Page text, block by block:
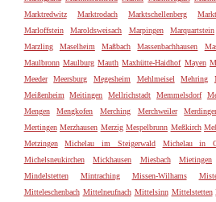
Marktredwitz
Marktrodach Marktschellenberg
Marloffstein
Maroldsweisach Marpingen Marquartstein
Marzling
Maselheim Maßbach Massenbachhausen
Maulbronn Maulburg Mauth Maxhütte-Haidhof Mayen
Meeder
Meersburg Megesheim Mehlmeisel Mehring
Meißenheim
Meitingen Mellrichstadt Memmelsdorf
Mengen
Mengkofen Merching Merchweiler
Mertingen Merzhausen Merzig Mespelbrunn Meßkirch
Metzingen
Michelau im Steigerwald Michelau in
Michelsneukirchen
Mickhausen Miesbach Mietingen
Mindelstetten
Mintraching Missen-Wilhams
Mitteleschenbach Mittelneufnach Mittelsinn Mittelstetten